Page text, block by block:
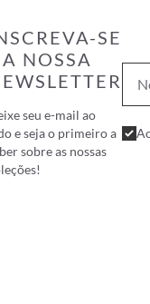
SE
NOSSA
seu e-mail ao
e seja o primeiro a
sobre as nossas